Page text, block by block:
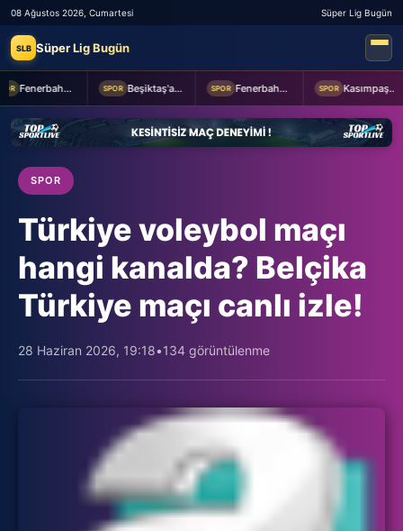
08 Ağustos 2026, Cumartesi Süper Lig Bugün
SLB Süper Lig Bugün
Fenerbahçe 2-0 Sturm Graz (MAÇTAN KARELER) SPOR Beşiktaş'a Youssouf Fofana transferinde müjdeli haber! SPOR Fenerbahçe Başkanı Aziz Yıldırım, Sturm Graz maçı öncesi takımı ziyaret etti SPOR Kasımpaşa ile Hull City hazırlık maçında berabere kaldı
SPOR
Türkiye voleybol maçı
hangi kanalda? Belçika
Türkiye maçı canlı izle!
28 Haziran 2026, 19:18•134 görüntülenme